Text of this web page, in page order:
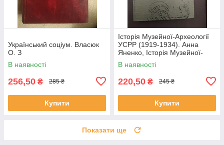
Український соціум. Власюк
О. З
В наявності
256,50 ₴ 285 ₴
Купити
Історія Музейної-Археології
УСРР (1919-1934). Анна
Яненко, Історія Музейної-
Археології УСРР (1919-1934).
Анна
В наявності
220,50 ₴ 245 ₴
Купити
Показати ще